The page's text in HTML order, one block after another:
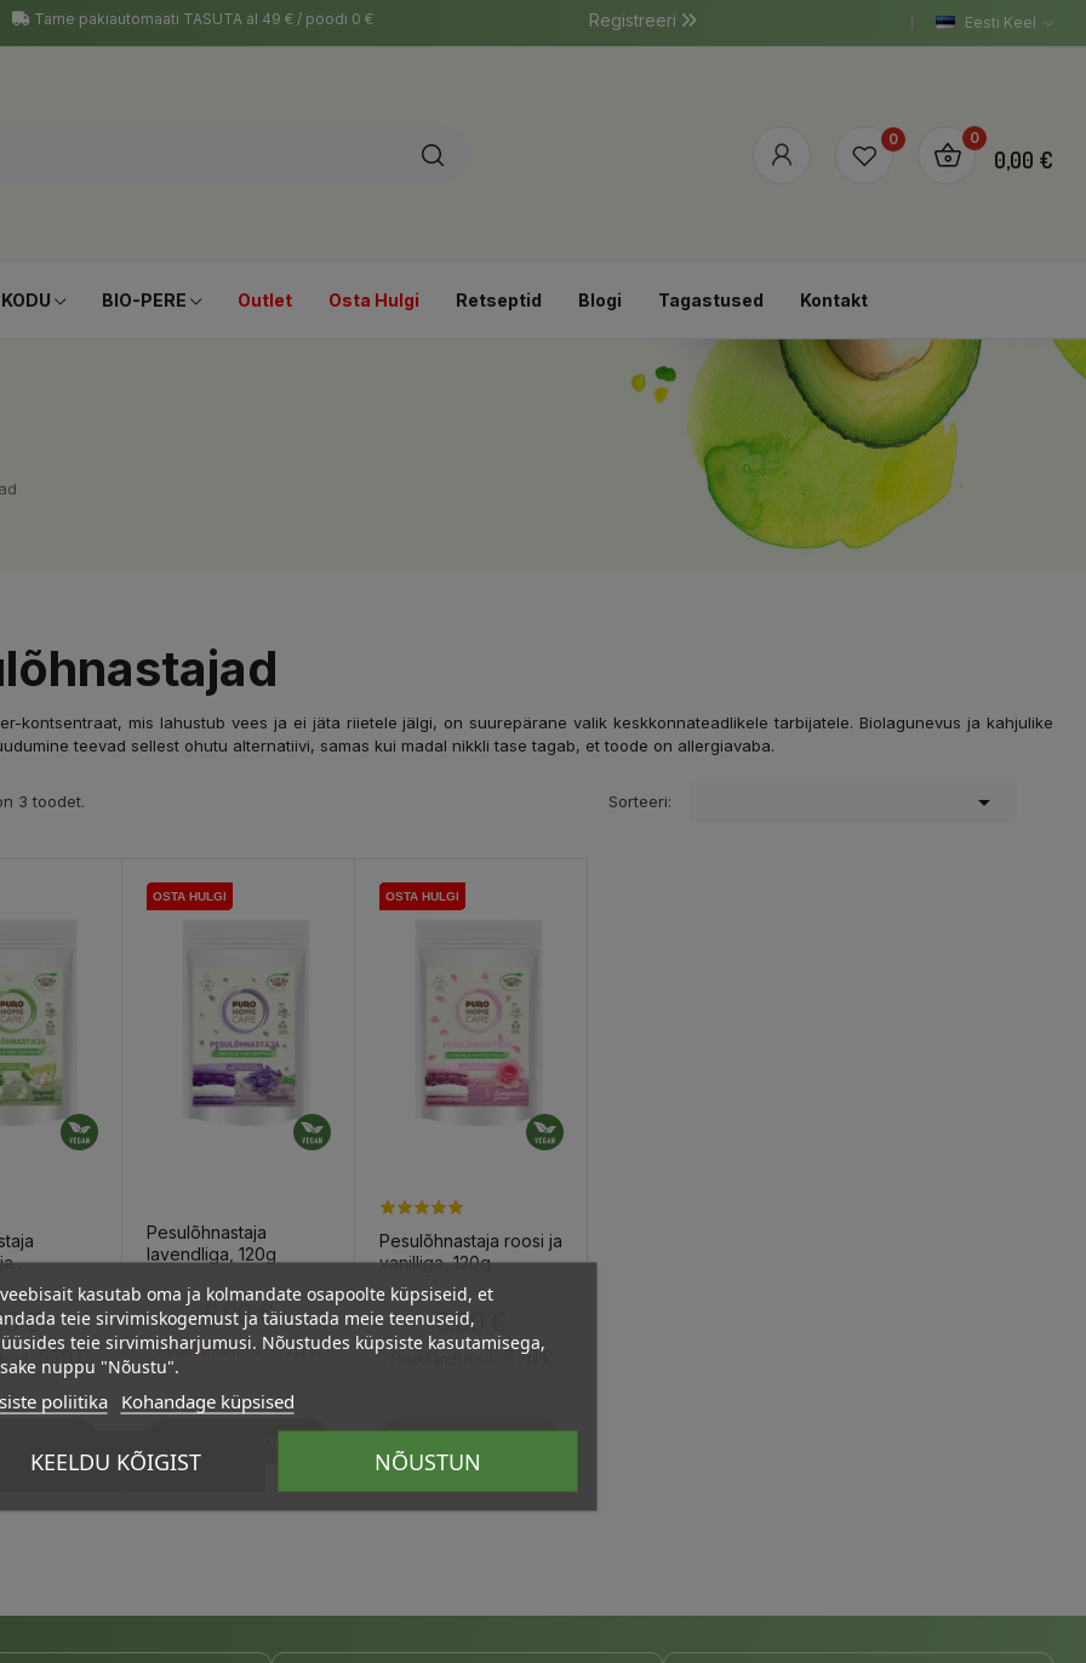
Tarne pakiautomaati TASUTA al 49 € / poodi 0 € Eesti Keel
Registreeri
0 0
0,00 €
BIO-PERE Outlet Osta Hulgi Retseptid Blogi Tagastused Kontakt
kontsentraat, mis lahustub vees ja ei jäta riietele jälgi, on suurepärane valik keskkonnateadlikele tarbijatele. Biolagunevus ja kahjulike
teevad sellest ohutu alternatiivi, samas kui madal nikkli tase tagab, et toode on allergiavaba.
3 toodet. Sorteeri: 
Hind
€
: 5.70 €
OSTA HULGI
OSTA HULGI
OSTA HULGI
Pesulõhnastaja
lavendliga, 120g
Hind
6,00 €
Püsikliendi hind :5.70 €
OSTA HULGI
OSTA HULGI
OSTA HULGI
Pesulõhnastaja roosi ja
vanilliga, 120g
Hind
6,00 €
5.70 €
kasutab oma ja kolmandate osapoolte küpsiseid, et
teie sirvimiskogemust ja täiustada meie teenuseid,
teie sirvimisharjumusi. Nõustudes küpsiste kasutamisega,
nuppu "Nõustu".
poliitika Kohandage küpsised
KEELDU KÕIGIST NÕUSTUN